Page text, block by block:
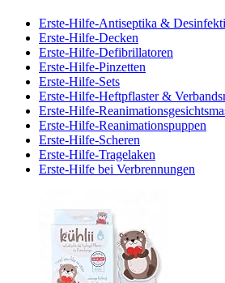
Erste-Hilfe-Antiseptika &
Erste-Hilfe-Decken
Erste-Hilfe-Defibrillatoren
Erste-Hilfe-Pinzetten
Erste-Hilfe-Sets
Erste-Hilfe-Heftpflaster &
Erste-Hilfe-
Erste-Hilfe-Reanimationspuppen
Erste-Hilfe-Scheren
Erste-Hilfe-Tragelaken
Erste-Hilfe bei Verbrennungen